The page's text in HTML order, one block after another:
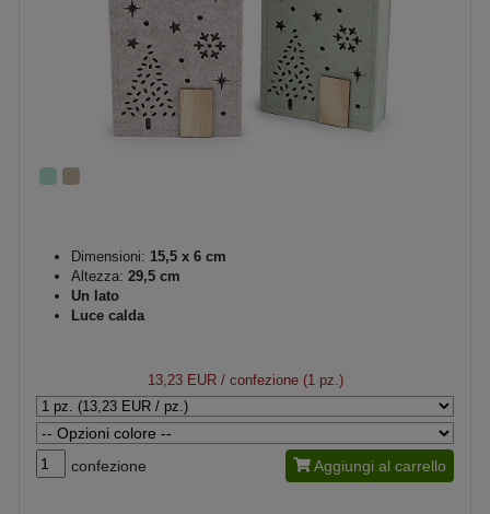
Dimensioni: 15,5 x 6 cm
Altezza: 29,5 cm
Un lato
Luce calda
13,23 EUR/ confezione (1 pz.)
confezione Aggiungi al carrello